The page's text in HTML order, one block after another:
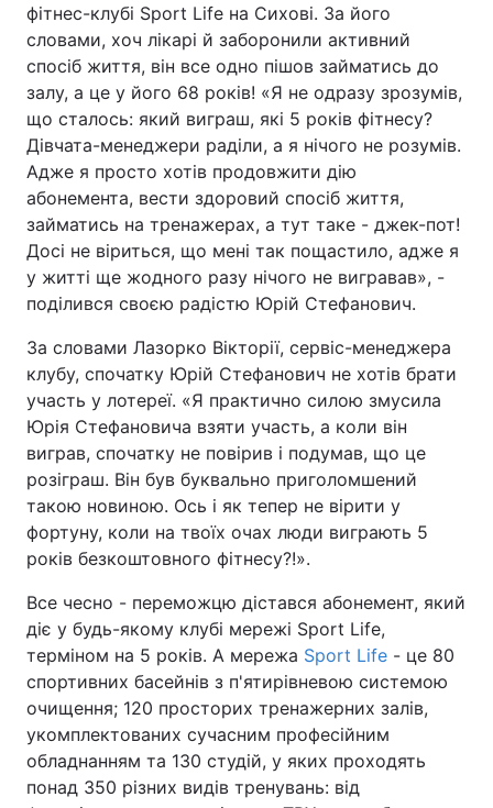
фітнес-клубі Sport Life на Сихові. За його
словами, хоч лікарі й заборонили активний
спосіб життя, він все одно пішов займатись до
залу, а це у його 68 років! «Я не одразу зрозумів,
що сталось: який виграш, які 5 років фітнесу?
Дівчата-менеджери раділи, а я нічого не розумів.
Адже я просто хотів продовжити дію
абонемента, вести здоровий спосіб життя,
займатись на тренажерах, а тут таке - джек-пот!
Досі не віриться, що мені так пощастило, адже я
у житті ще жодного разу нічого не вигравав», -
поділився своєю радістю Юрій Стефанович.
За словами Лазорко Вікторії, сервіс-менеджера
клубу, спочатку Юрій Стефанович не хотів брати
участь у лотереї. «Я практично силою змусила
Юрія Стефановича взяти участь, а коли він
виграв, спочатку не повірив і подумав, що це
розіграш. Він був буквально приголомшений
такою новиною. Ось і як тепер не вірити у
фортуну, коли на твоїх очах люди виграють 5
років безкоштовного фітнесу?!».
Все чесно - переможцю дістався абонемент, який
діє у будь-якому клубі мережі Sport Life,
терміном на 5 років. А мережа Sport Life - це 80
спортивних басейнів з п'ятирівневою системою
очищення; 120 просторих тренажерних залів,
укомплектованих сучасним професійним
обладнанням та 130 студій, у яких проходять
понад 350 різних видів тренувань: від